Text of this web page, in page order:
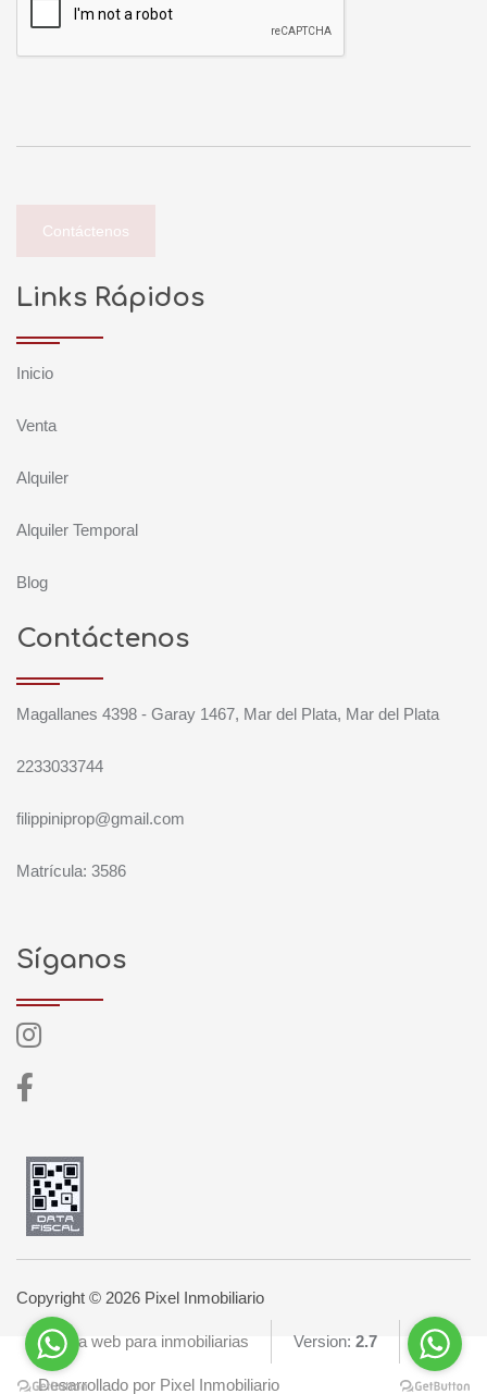
Contáctenos
Links Rápidos
Inicio
Venta
Alquiler
Alquiler Temporal
Blog
Contáctenos
Magallanes 4398 - Garay 1467, Mar del Plata, Mar del Plata
2233033744
filippiniprop@gmail.com
Matrícula: 3586
Síganos
Copyright © 2026 Pixel Inmobiliario
Página web para inmobiliarias Version: 2.7
Desarrollado por Pixel Inmobiliario